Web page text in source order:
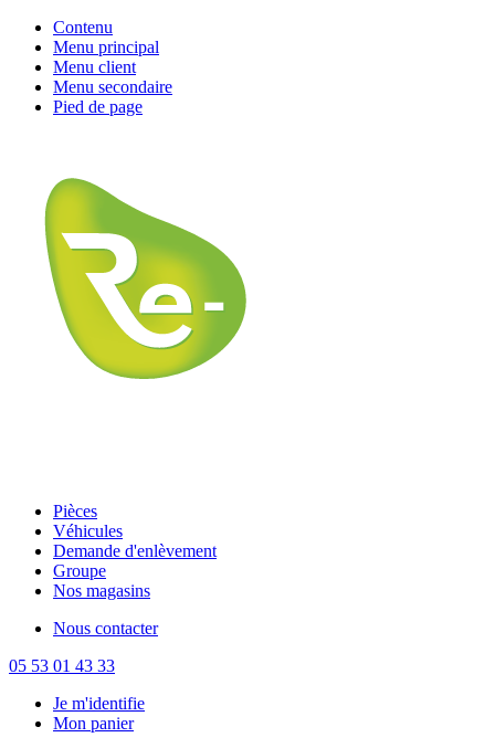
Contenu
Menu principal
Menu client
Menu secondaire
Pied de page
Pièces
Véhicules
Demande d'enlèvement
Groupe
Nos magasins
Nous contacter
05 53 01 43 33
Je m'identifie
Mon panier